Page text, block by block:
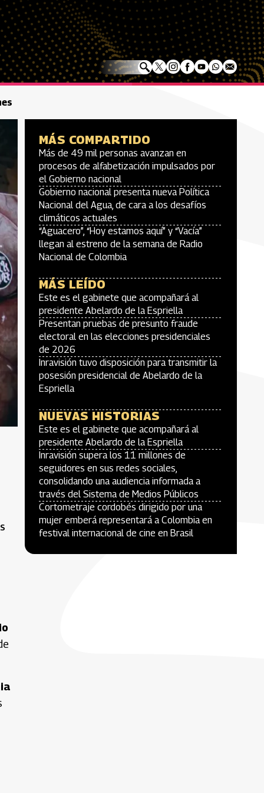
MÁS COMPARTIDO
Más de 49 mil personas avanzan en
procesos de alfabetización impulsados por
el Gobierno nacional
Gobierno nacional presenta nueva Política
Nacional del Agua, de cara a los desafíos
climáticos actuales
“Aguacero”, “Hoy estamos aquí” y “Vacía”
llegan al estreno de la semana de Radio
Nacional de Colombia
MÁS LEÍDO
Este es el gabinete que acompañará al
presidente Abelardo de la Espriella
Presentan pruebas de presunto fraude
electoral en las elecciones presidenciales
de 2026
Inravisión tuvo disposición para transmitir la
posesión presidencial de Abelardo de la
Espriella
NUEVAS HISTORIAS
Este es el gabinete que acompañará al
presidente Abelardo de la Espriella
Inravisión supera los 11 millones de
seguidores en sus redes sociales,
consolidando una audiencia informada a
través del Sistema de Medios Públicos
Cortometraje cordobés dirigido por una
mujer emberá representará a Colombia en
festival internacional de cine en Brasil